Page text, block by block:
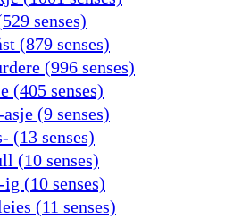
senses)
(879 senses)
(996 senses)
(405 senses)
(9 senses)
(13 senses)
(10 senses)
(10 senses)
(11 senses)